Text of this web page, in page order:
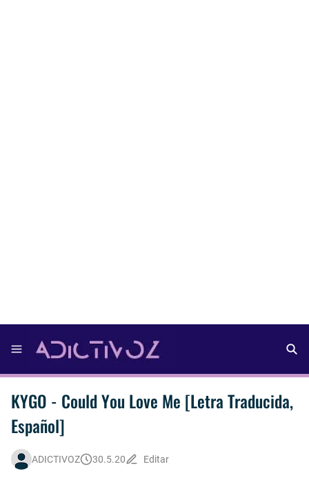
KYGO - Could You Love Me [Letra Traducida,
Español]
ADICTIVOZ 30.5.20 Editar